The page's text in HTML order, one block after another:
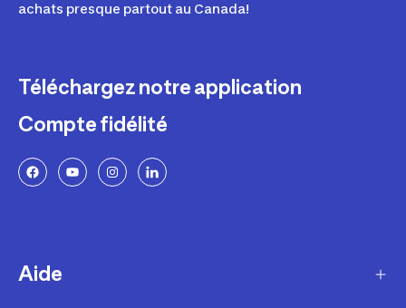
achats presque partout au Canada!
Téléchargez notre application
Compte fidélité
Aide